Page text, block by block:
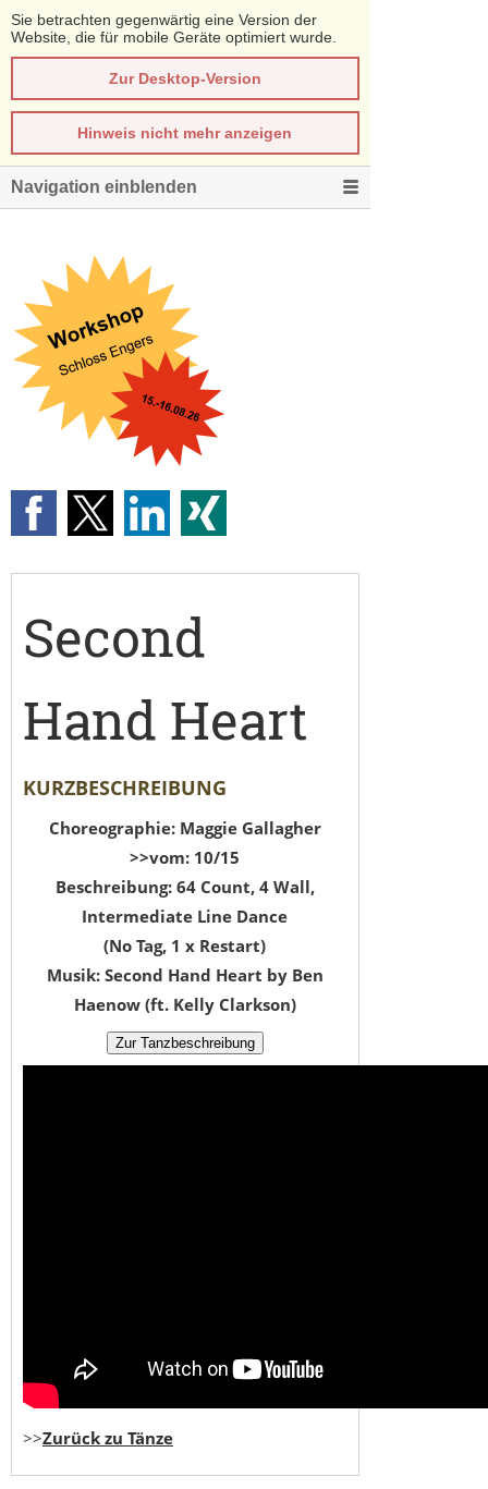
Sie betrachten gegenwärtig eine Version der
Website, die für mobile Geräte optimiert wurde.
Zur Desktop-Version
Hinweis nicht mehr anzeigen
Navigation einblenden
Second
Hand Heart
KURZBESCHREIBUNG
Choreographie: Maggie Gallagher
>>vom: 10/15
Beschreibung: 64 Count, 4 Wall,
Intermediate Line Dance
(No Tag, 1 x Restart)
Musik: Second Hand Heart by Ben
Haenow (ft. Kelly Clarkson)
>>Zurück zu Tänze